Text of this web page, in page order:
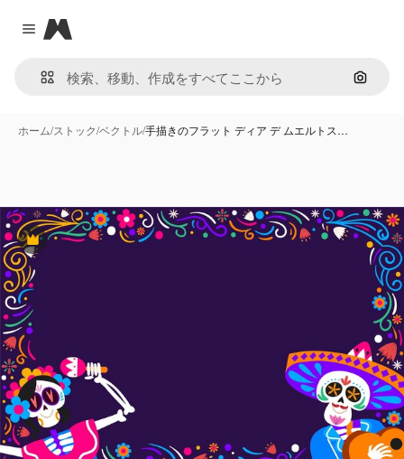
Close menu
Magnific
画像で
ホーム/ストック/ベクトル/手描きのフラット ディア デ ムエルトス…
Premium